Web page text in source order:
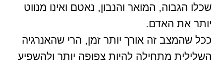
שכלו הגבוה, המואר והנבון, נאטם ואינו מנווט
יותר את האדם.
ככל שהמצב זה אורך יותר זמן, הרי שהאנרגיה
השלילית מתחילה להיות צפופה יותר ולהשפיע